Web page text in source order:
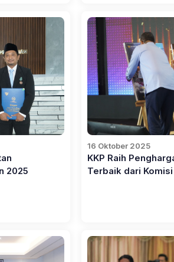
2025
16 Oktober 2025
KKP Raih
Terbaik dari